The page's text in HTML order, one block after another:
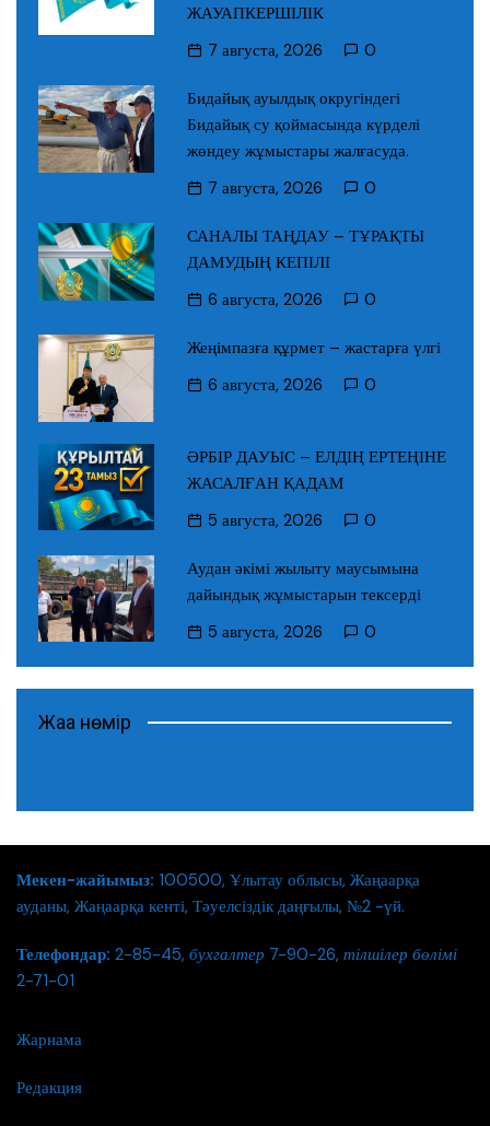
ЖАУАПКЕРШІЛІК
7 августа, 2026
0
Бидайық ауылдық округіндегі
Бидайық су қоймасында күрделі
жөндеу жұмыстары жалғасуда.
7 августа, 2026
0
САНАЛЫ ТАҢДАУ – ТҰРАҚТЫ
ДАМУДЫҢ КЕПІЛІ
6 августа, 2026
0
Жеңімпазға құрмет – жастарға үлгі
6 августа, 2026
0
ӘРБІР ДАУЫС – ЕЛДІҢ ЕРТЕҢІНЕ
ЖАСАЛҒАН ҚАДАМ
5 августа, 2026
0
Аудан әкімі жылыту маусымына
дайындық жұмыстарын тексерді
5 августа, 2026
0
Жаңа нөмір
Мекен-жайымыз: 100500, Ұлытау облысы, Жаңаарқа
ауданы, Жаңаарқа кенті, Тәуелсіздік даңғылы, №2 -үй.
Телефондар: 2-85-45, бухгалтер 7-90-26, тілшілер бөлімі
2-71-01
Жарнама
Редакция